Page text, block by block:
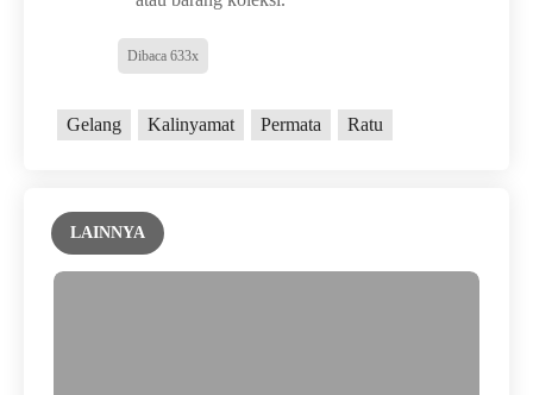
Dibaca 633x
Gelang Kalinyamat Permata Ratu
LAINNYA